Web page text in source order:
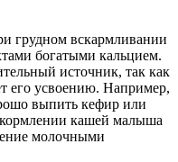
грудном вскармливании
богатыми кальцием.
источник, так как
его усвоению. Например,
выпить кефир или
кормлении кашей малыша
молочными